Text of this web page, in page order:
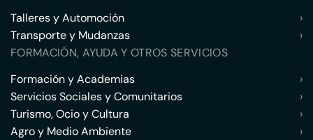
Talleres y Automoción
›
Transporte y Mudanzas
›
FORMACIÓN, AYUDA Y OTROS SERVICIOS
Formación y Academias
›
Servicios Sociales y Comunitarios
›
Turismo, Ocio y Cultura
›
Agro y Medio Ambiente
›